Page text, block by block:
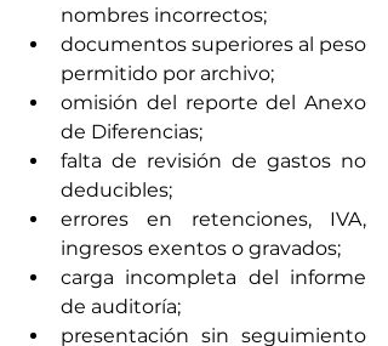
nombres incorrectos;
documentos superiores al peso
permitido por archivo;
omisión del reporte del Anexo
de Diferencias;
falta de revisión de gastos no
deducibles;
errores en retenciones, IVA,
ingresos exentos o gravados;
carga incompleta del informe
de auditoría;
presentación sin seguimiento